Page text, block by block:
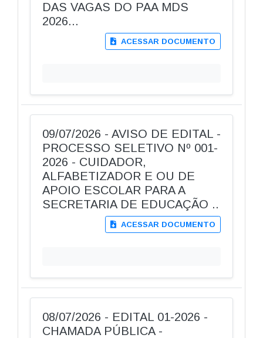
DAS VAGAS DO PAA MDS
2026...
ACESSAR DOCUMENTO
09/07/2026 - AVISO DE EDITAL -
PROCESSO SELETIVO Nº 001-
2026 - CUIDADOR,
ALFABETIZADOR E OU DE
APOIO ESCOLAR PARA A
SECRETARIA DE EDUCAÇÃO ..
ACESSAR DOCUMENTO
08/07/2026 - EDITAL 01-2026 -
CHAMADA PÚBLICA -